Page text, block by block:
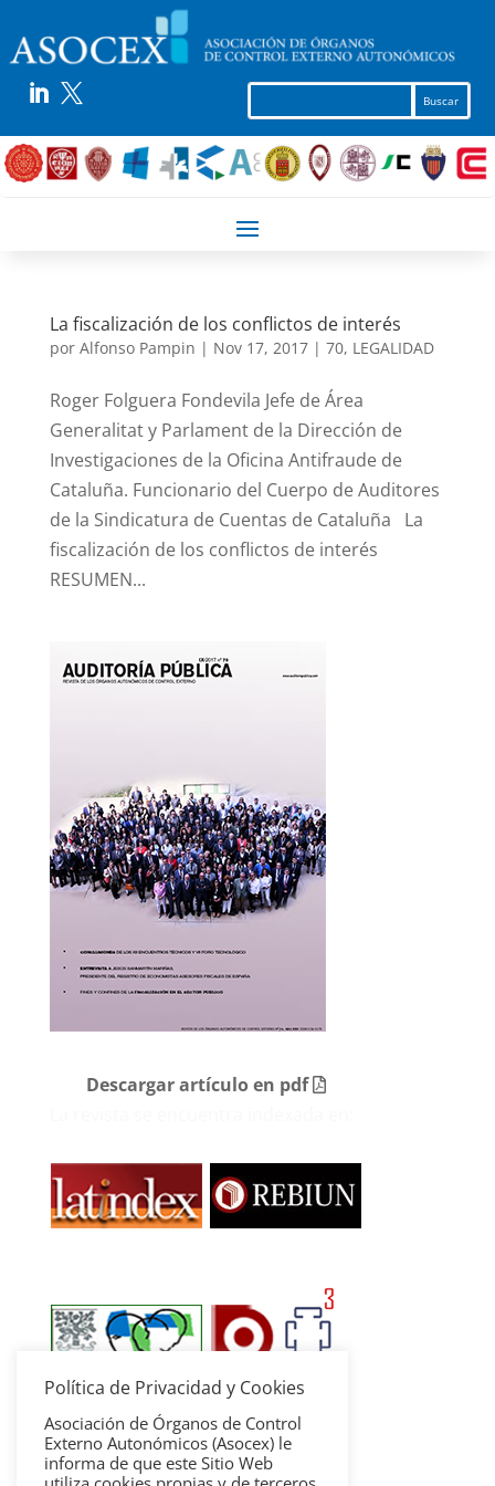
 
La fiscalización de los conflictos de interés
por Alfonso Pampin | Nov 17, 2017| 70, LEGALIDAD
Roger Folguera Fondevila Jefe de Área
Generalitat y Parlament de la Dirección de
Investigaciones de la Oficina Antifraude de
Cataluña. Funcionario del Cuerpo de Auditores
de la Sindicatura de Cuentas de Cataluña La
fiscalización de los conflictos de interés
RESUMEN...
Descargar artículo en pdf
Política de Privacidad y Cookies
Asociación de Órganos de Control
Externo Autonómicos (Asocex) le
informa de que este Sitio Web